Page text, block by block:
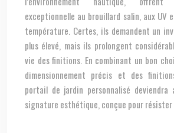
exceptionnelle au brouillard salin, aux UV
température. Certes, ils demandent un
plus élevé, mais ils prolongent
vie des finitions. En combinant un bon
dimensionnement précis et des
portail de jardin personnalisé deviendra
signature esthétique, conçue pour résister